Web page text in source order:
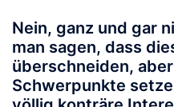
Nein, ganz und gar
man sagen, dass
überschneiden,
Schwerpunkte